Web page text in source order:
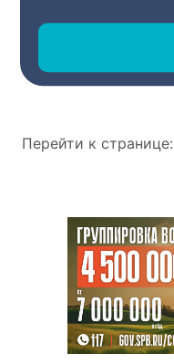
Перейти к странице: